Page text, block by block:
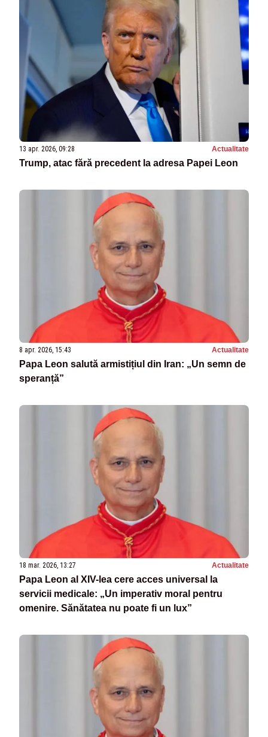
13 apr. 2026, 09:28 Actualitate
Trump, atac fără precedent la adresa Papei Leon
8 apr. 2026, 15:43 Actualitate
Papa Leon salută armistițiul din Iran: „Un semn de
speranță”
18 mar. 2026, 13:27 Actualitate
Papa Leon al XIV-lea cere acces universal la
servicii medicale: „Un imperativ moral pentru
omenire. Sănătatea nu poate fi un lux”